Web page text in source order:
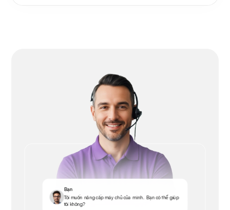
Bạn
Tôi muốn nâng cấp máy chủ của mình. Bạn có thể giúp
tôi không?